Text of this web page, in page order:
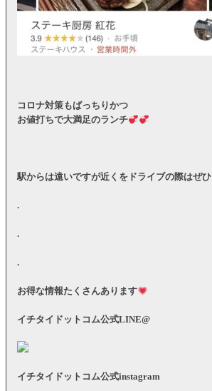
コロナ対策もばっちりかつ
お値打ちで大満足のランチ
駅からは遠いですが近くをドライブの際はぜひ
.
.
.
お得な情報たくさんあります
イチタイドットコム公式LINE@
イチタイドットコム公式instagram